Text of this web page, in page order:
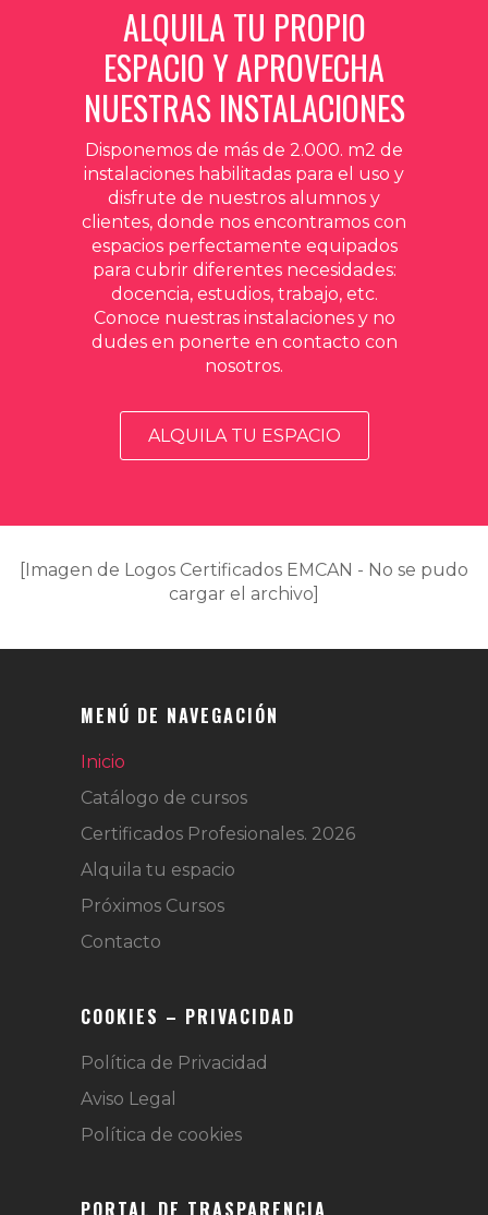
ALQUILA TU PROPIO
ESPACIO Y APROVECHA
NUESTRAS INSTALACIONES
Disponemos de más de 2.000. m2 de
instalaciones habilitadas para el uso y
disfrute de nuestros alumnos y
clientes, donde nos encontramos con
espacios perfectamente equipados
para cubrir diferentes necesidades:
docencia, estudios, trabajo, etc.
Conoce nuestras instalaciones y no
dudes en ponerte en contacto con
nosotros.
ALQUILA TU ESPACIO
[Imagen de Logos Certificados EMCAN - No se pudo
cargar el archivo]
MENÚ DE NAVEGACIÓN
Inicio
Catálogo de cursos
Certificados Profesionales. 2026
Alquila tu espacio
Próximos Cursos
Contacto
COOKIES – PRIVACIDAD
Política de Privacidad
Aviso Legal
Política de cookies
PORTAL DE TRASPARENCIA